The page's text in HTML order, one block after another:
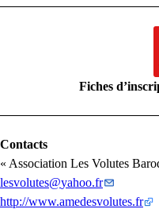
Fiches
Contacts
« Association Les Volutes
lesvolutes@yahoo.fr
http://www.amedesvolutes.fr